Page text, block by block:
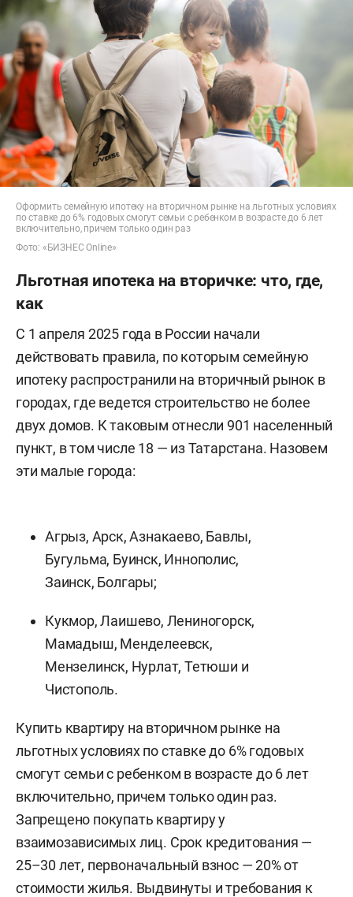
Оформить семейную ипотеку на вторичном рынке на льготных условиях
по ставке до 6% годовых смогут семьи с ребенком в возрасте до 6 лет
включительно, причем только один раз
Фото: «БИЗНЕС Online»
Льготная ипотека на вторичке: что, где,
как
С 1 апреля 2025 года в России начали
действовать правила, по которым семейную
ипотеку распространили на вторичный рынок в
городах, где ведется строительство не более
двух домов. К таковым отнесли 901 населенный
пункт, в том числе 18 — из Татарстана. Назовем
эти малые города:
Агрыз, Арск, Азнакаево, Бавлы,
Бугульма, Буинск, Иннополис,
Заинск, Болгары;
Кукмор, Лаишево, Лениногорск,
Мамадыш, Менделеевск,
Мензелинск, Нурлат, Тетюши и
Чистополь.
Купить квартиру на вторичном рынке на
льготных условиях по ставке до 6% годовых
смогут семьи с ребенком в возрасте до 6 лет
включительно, причем только один раз.
Запрещено покупать квартиру у
взаимозависимых лиц. Срок кредитования —
25–30 лет, первоначальный взнос — 20% от
стоимости жилья. Выдвинуты и требования к